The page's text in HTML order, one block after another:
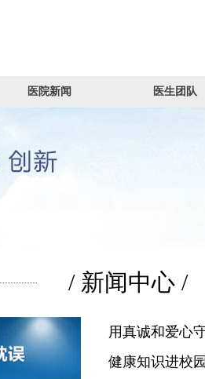
医院新闻 医生团队
/ 新闻中心 /
用真诚和爱心
健康知识进校